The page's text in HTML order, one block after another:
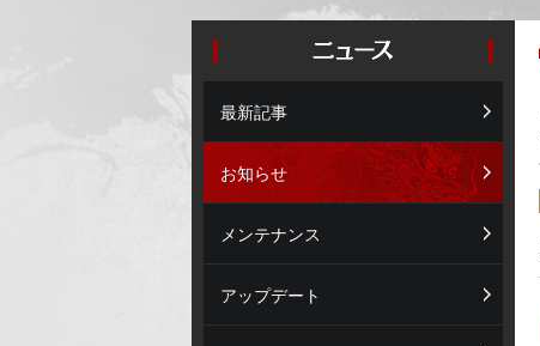
最新記事
お知らせ
メンテナンス
アップデート